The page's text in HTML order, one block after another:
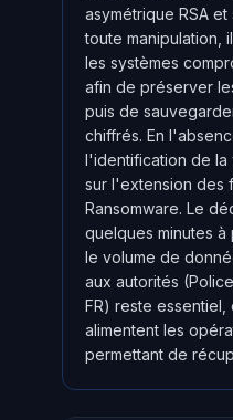
asymétrique RSA et
toute manipulation,
les systèmes
afin de préserver
puis de
chiffrés. En
l'identification de
sur l'extension des
Ransomware. Le
quelques minutes à
le volume de
aux autorités
FR) reste essentiel,
alimentent les
permettant de